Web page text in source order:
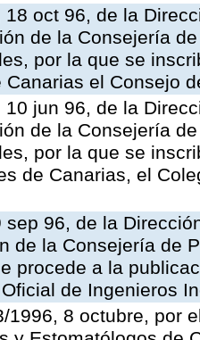
18 oct 96, de la
de la Consejería
por la que se
Canarias el Consejo
10 jun 96, de la
de la Consejería
por la que se
de Canarias, el
sep 96, de la
de la Consejería de
procede a la
de Ingenieros
1996, 8 octubre, por